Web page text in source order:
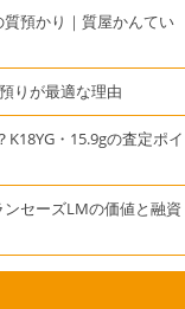
質預かり｜質屋かんてい
りが最適な理由
・15.9gの査定ポイ
セーズLMの価値と融資